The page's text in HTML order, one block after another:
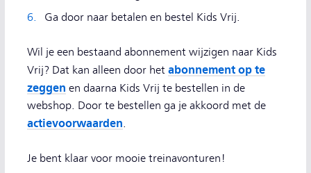
Ga door naar betalen en bestel Kids Vrij.
Wil je een bestaand abonnement wijzigen naar Kids
Vrij? Dat kan alleen door het abonnement op te
zeggen en daarna Kids Vrij te bestellen in de
webshop. Door te bestellen ga je akkoord met de
actievoorwaarden.
Je bent klaar voor mooie treinavonturen!